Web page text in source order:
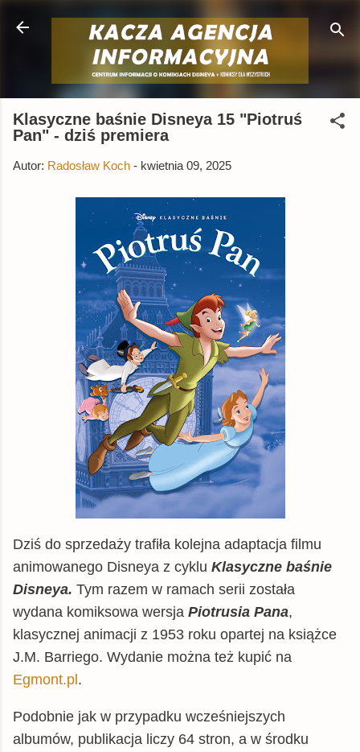
Przejdź do głównej zawartości
Klasyczne baśnie Disneya 15 "Piotruś
Pan" - dziś premiera
Autor: Radosław Koch - kwietnia 09, 2025
Dziś do sprzedaży trafiła kolejna adaptacja filmu
animowanego Disneya z cyklu Klasyczne baśnie
Disneya. Tym razem w ramach serii została
wydana komiksowa wersja Piotrusia Pana,
klasycznej animacji z 1953 roku opartej na książce
J.M. Barriego. Wydanie można też kupić na
Egmont.pl.
Podobnie jak w przypadku wcześniejszych
albumów, publikacja liczy 64 stron, a w środku